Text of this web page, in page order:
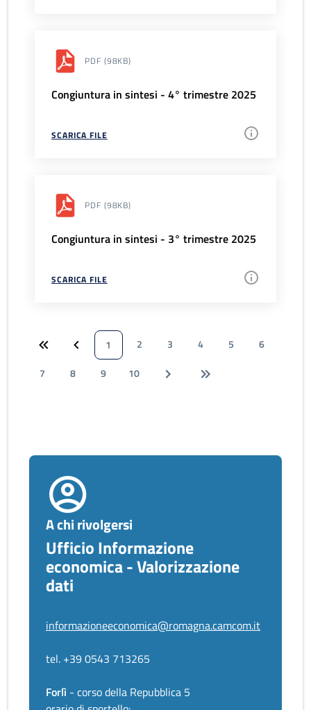
PDF (98KB)
Congiuntura in sintesi - 4° trimestre 2025
SCARICA FILE
PDF (98KB)
Congiuntura in sintesi - 3° trimestre 2025
SCARICA FILE
1 2 3 4 5
6
7
8 9 10
A chi rivolgersi
Ufficio Informazione
economica - Valorizzazione
dati
informazioneeconomica@romagna.camcom.it
tel. +39 0543 713265
Forlì - corso della Repubblica 5